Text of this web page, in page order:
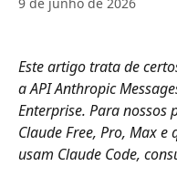
Este artigo trata de
a API Anthropic
Enterprise. Para nossos
Claude Free, Pro, Max
usam Claude Code,